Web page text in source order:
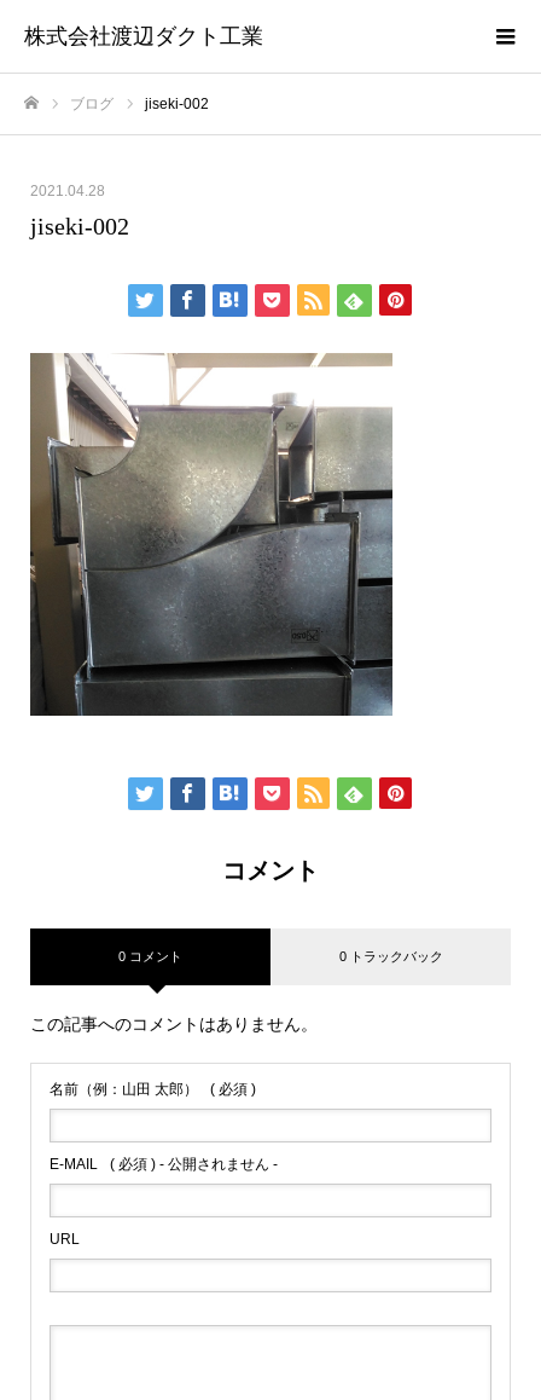
株式会社渡辺ダクト工業
ブログ jiseki-002
2021.04.28
jiseki-002
コメント
0 コメント 0 トラックバック
この記事へのコメントはありません。
名前（例：山田 太郎） ( 必須 )
E-MAIL ( 必須 ) - 公開されません -
URL